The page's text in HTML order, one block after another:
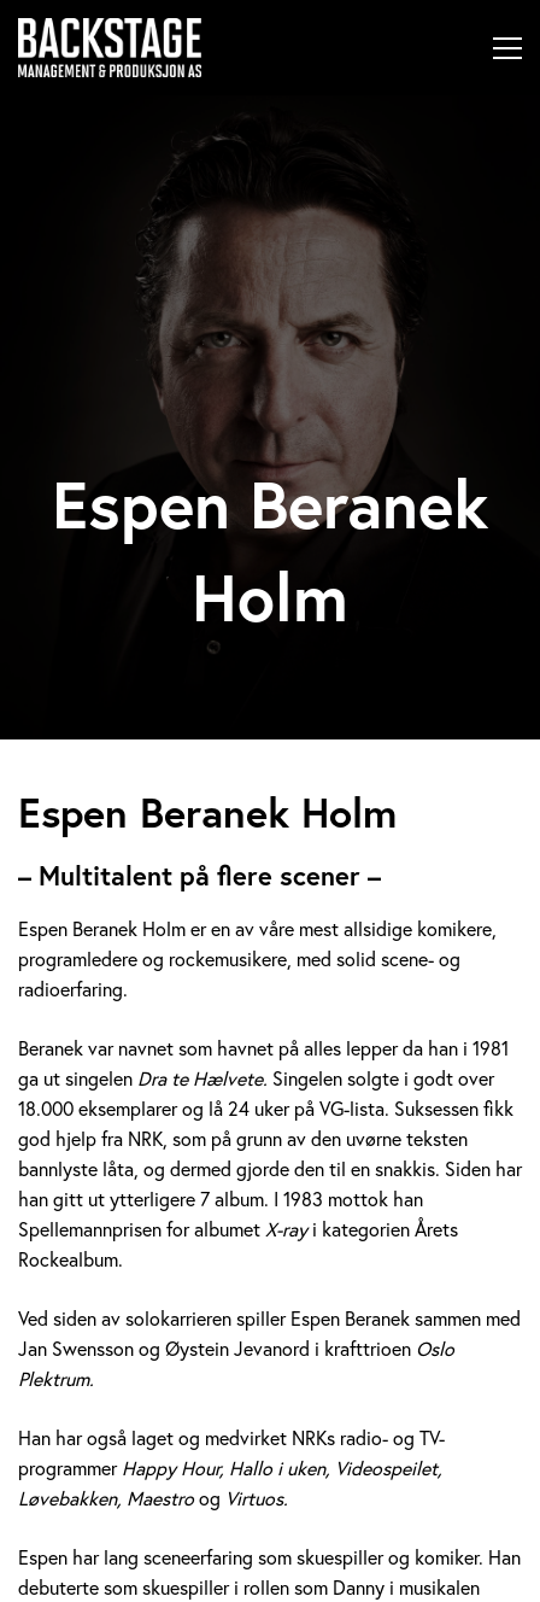
Espen Beranek
Holm
E
p
e
n
B
e
r
a
n
e
k
H
o
l
m
Espen Beranek Holm
– Multitalent på flere scener –
Espen Beranek Holm er en av våre mest allsidige komikere,
programledere og rockemusikere, med solid scene- og
radioerfaring.
Beranek var navnet som havnet på alles lepper da han i 1981
ga ut singelen Dra te Hælvete. Singelen solgte i godt over
18.000 eksemplarer og lå 24 uker på VG-lista. Suksessen fikk
god hjelp fra NRK, som på grunn av den uvørne teksten
bannlyste låta, og dermed gjorde den til en snakkis. Siden har
han gitt ut ytterligere 7 album. I 1983 mottok han
Spellemannprisen for albumetX-rayi kategorien Årets
Rockealbum.
Ved siden av solokarrieren spiller Espen Beranek sammen med
Jan Swensson og Øystein Jevanord i krafttrioen Oslo
Plektrum.
Han har også laget og medvirket NRKs radio- og TV-
programmerHappy Hour, Hallo i uken, Videospeilet,
Løvebakken, Maestroog Virtuos.
Espen har lang sceneerfaring som skuespiller og komiker. Han
debuterte som skuespiller i rollen som Danny i musikalen